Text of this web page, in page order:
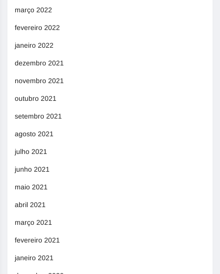
março 2022
fevereiro 2022
janeiro 2022
dezembro 2021
novembro 2021
outubro 2021
setembro 2021
agosto 2021
julho 2021
junho 2021
maio 2021
abril 2021
março 2021
fevereiro 2021
janeiro 2021